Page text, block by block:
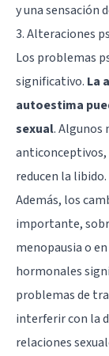
y una sensación
3. Alteraciones
Los problemas
significativo. La
autoestima
sexual. Algunos
anticonceptivos,
reducen la libido.
Además, los
importante,
menopausia o
hormonales
problemas de
interferir con la
relaciones